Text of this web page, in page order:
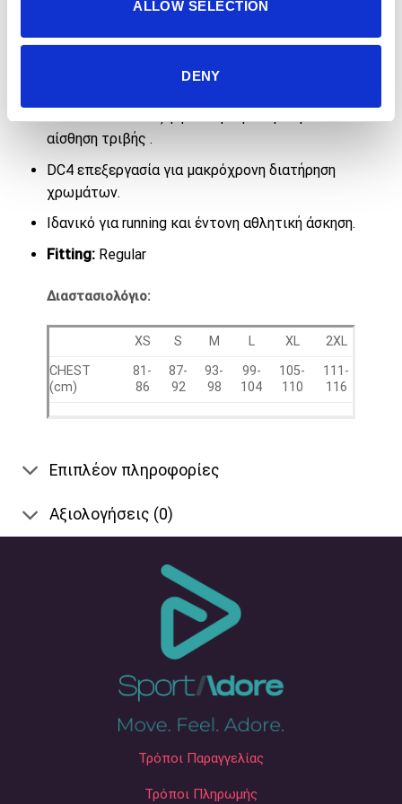
ALLOW SELECTION
DENY
Εργονομικός σχεδιασμός με μακρύτερο πίσω
εξαιρετική διαπνοή και quick-drying ιδιότητες.
αίσθηση τριβής .
DC4 επεξεργασία για μακρόχρονη διατήρηση
χρωμάτων.
Ιδανικό για running και έντονη αθλητική άσκηση.
Fitting:Regular
Διαστασιολόγιο:
XS S M L XL
2XL
CHEST
(cm)
81-
86
87-
92
93-
98
99-
104
105-
110
111-
116
Επιπλέον πληροφορίες
Αξιολογήσεις (0)
Τρόποι Παραγγελίας
Τρόποι Πληρωμής